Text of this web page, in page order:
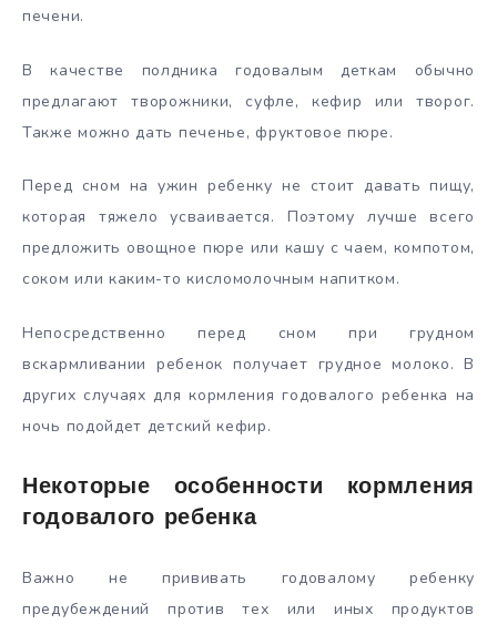
печени.
В качестве полдника годовалым деткам обычно
предлагают творожники, суфле, кефир или творог.
Также можно дать печенье, фруктовое пюре.
Перед сном на ужин ребенку не стоит давать пищу,
которая тяжело усваивается. Поэтому лучше всего
предложить овощное пюре или кашу с чаем, компотом,
соком или каким-то кисломолочным напитком.
Непосредственно перед сном при грудном
вскармливании ребенок получает грудное молоко. В
других случаях для кормления годовалого ребенка на
ночь подойдет детский кефир.
Некоторые особенности кормления
годовалого ребенка
Важно не прививать годовалому ребенку
предубеждений против тех или иных продуктов